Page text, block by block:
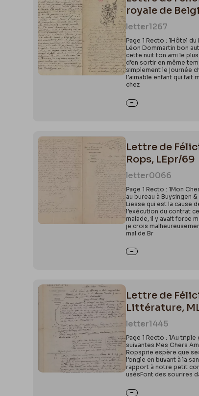
royale de
letter1267
Page 1 Recto : 1Hôtel
Léon Dommartin bon
cette nuit ton ami le
d’en sortir en même
simplement le journée
l’aimable enfant qui fait
chez
Lettre de
Rops, LEpr/69
letter0066
Page 1 Recto : 1Mon
au bureau à Buysingen
Liesse qui est la cause
l’exécution du contrat
malade, il y avait force
je crois
mal de Br
Lettre de
Littérature,
letter1445
Page 1 Recto : 1Au
suivantes.Mes Chers
Ropsprie espère que
l’ongle en buvant à la
rapport à notre petit
usésFont des sourires